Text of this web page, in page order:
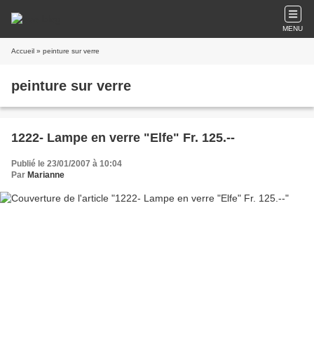
MENU
Accueil » peinture sur verre
peinture sur verre
1222- Lampe en verre "Elfe" Fr. 125.--
Publié le 23/01/2007 à 10:04
Par Marianne